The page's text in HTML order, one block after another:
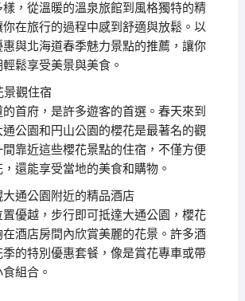
，從溫暖的溫泉旅館到風格獨特的精
在旅行的過程中感到舒適與放鬆。以
與北海道春季魅力景點的推薦，讓你
鬆享受美景與美食。
景觀住宿
首府，是許多遊客的首選。春天來到
公園和円山公園的櫻花是最著名的觀
靠近這些櫻花景點的住宿，不僅方便
還能享受當地的美食和購物。
通公園附近的精品酒店
優越，步行即可抵達大通公園，櫻花
酒店房間內欣賞美麗的花景。許多酒
的特別優惠套餐，像是賞花專車或帶
組合。